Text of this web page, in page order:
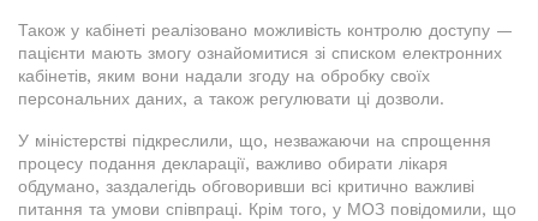
Також у кабінеті реалізовано можливість контролю доступу —
пацієнти мають змогу ознайомитися зі списком електронних
кабінетів, яким вони надали згоду на обробку своїх
персональних даних, а також регулювати ці дозволи.
У міністерстві підкреслили, що, незважаючи на спрощення
процесу подання декларації, важливо обирати лікаря
обдумано, заздалегідь обговоривши всі критично важливі
питання та умови співпраці. Крім того, у МОЗ повідомили, що